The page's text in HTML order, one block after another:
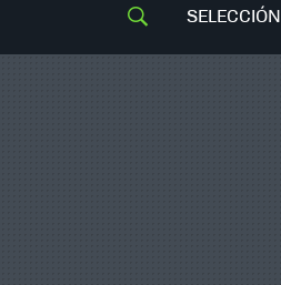
SELECCIÓN